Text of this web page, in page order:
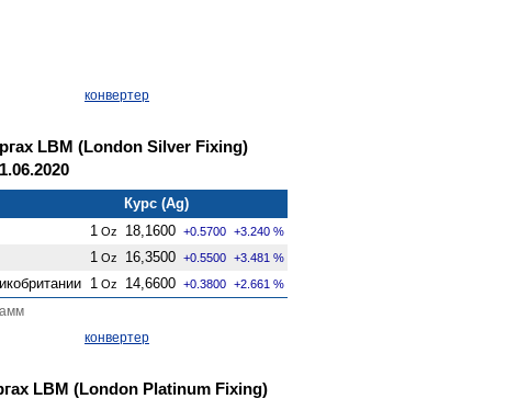
конвертер
LBM (London Silver Fixing)
Курс (Ag)
1 Oz 18,1600 +0.5700 +3.240 %
1 Oz 16,3500 +0.5500 +3.481 %
1 Oz 14,6600 +0.3800 +2.661 %
конвертер
LBM (London Platinum Fixing)